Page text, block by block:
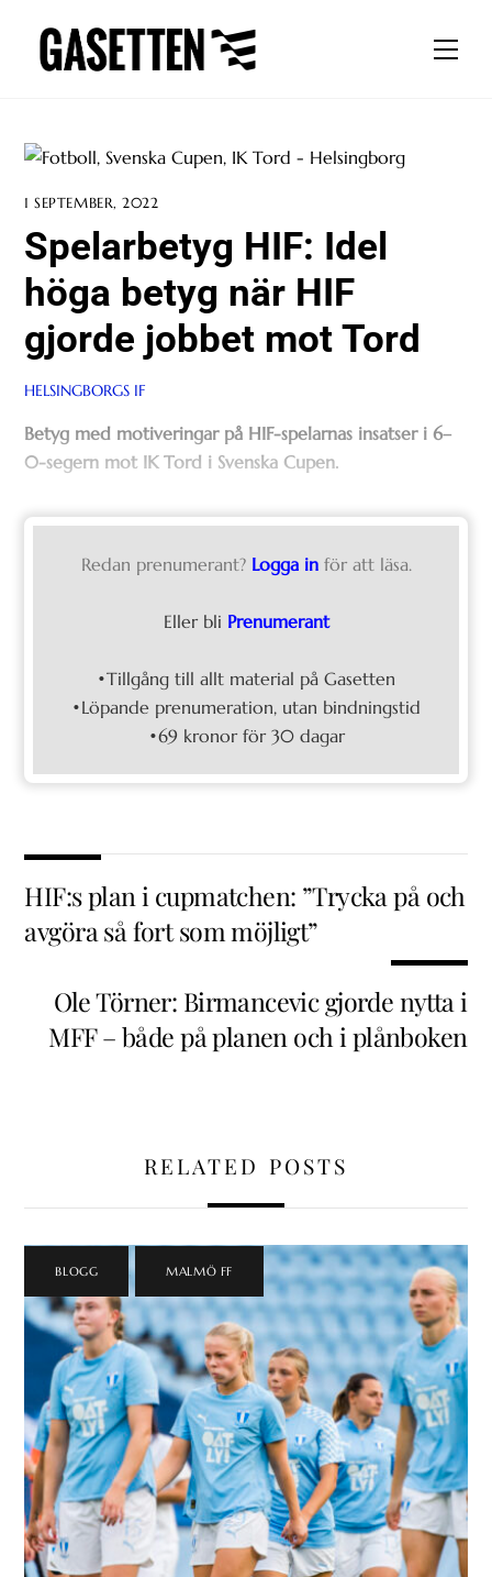
content
1 SEPTEMBER, 2022
Spelarbetyg HIF: Idel
höga betyg när HIF
gjorde jobbet mot Tord
HELSINGBORGS IF
Betyg med motiveringar på HIF-spelarnas insatser i 6–
0-segern mot IK Tord i Svenska Cupen.
Redan prenumerant? Logga in för att läsa.
Eller bli Prenumerant
•Tillgång till allt material på Gasetten
•Löpande prenumeration, utan bindningstid
•69 kronor för 30 dagar
HIF:s plan i cupmatchen: ”Trycka på och
avgöra så fort som möjligt”
Ole Törner: Birmancevic gjorde nytta i
MFF – både på planen och i plånboken
RELATED POSTS
BLOGG , MALMÖ FF